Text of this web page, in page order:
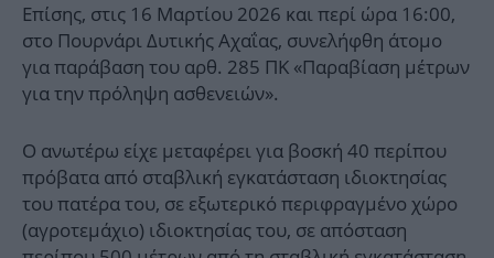
Επίσης, στις 16 Μαρτίου 2026 και περί ώρα 16:00,
στο Πουρνάρι Δυτικής Αχαΐας, συνελήφθη άτομο
για παράβαση του αρθ. 285 ΠΚ «Παραβίαση μέτρων
για την πρόληψη ασθενειών».
Ο ανωτέρω είχε μεταφέρει για βοσκή 40 περίπου
πρόβατα από σταβλική εγκατάσταση ιδιοκτησίας
του πατέρα του, σε εξωτερικό περιφραγμένο χώρο
(αγροτεμάχιο) ιδιοκτησίας του, σε απόσταση